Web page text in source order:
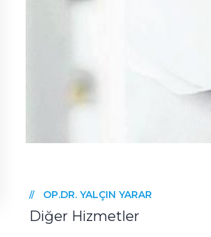
// OP.DR. YALÇIN YARAR
Diğer Hizmetler